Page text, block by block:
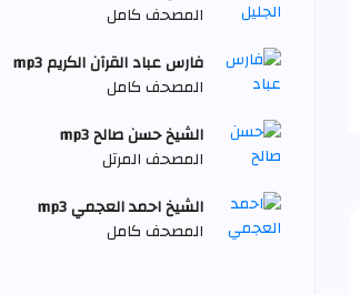
المصحف كامل
فارس عباد القرآن الكريم mp3
المصحف كامل
الشيخ حسن صالح mp3
المصحف المرتل
الشيخ احمد العجمي mp3
المصحف كامل